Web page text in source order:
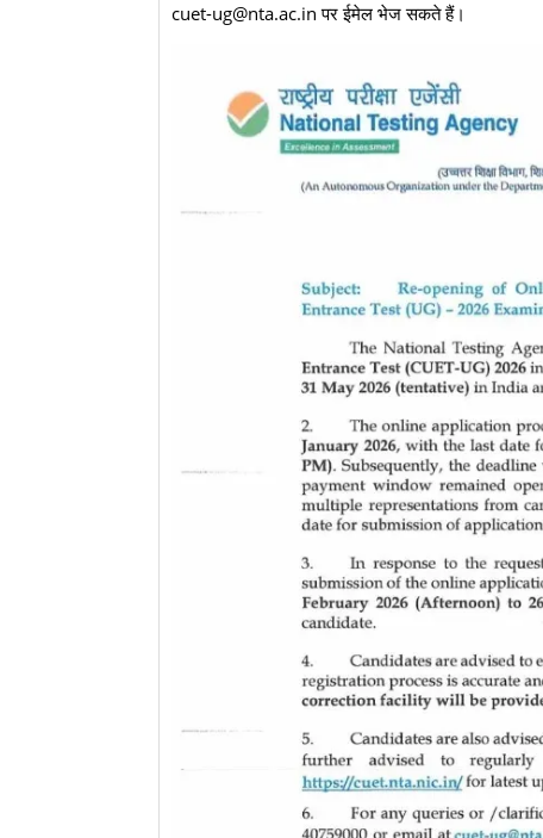
cuet-ug@nta.ac.in पर ईमेल भेज सकते हैं।